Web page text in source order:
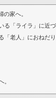
家へ。
る「ライラ」に近づ
「老人」におねだ
。